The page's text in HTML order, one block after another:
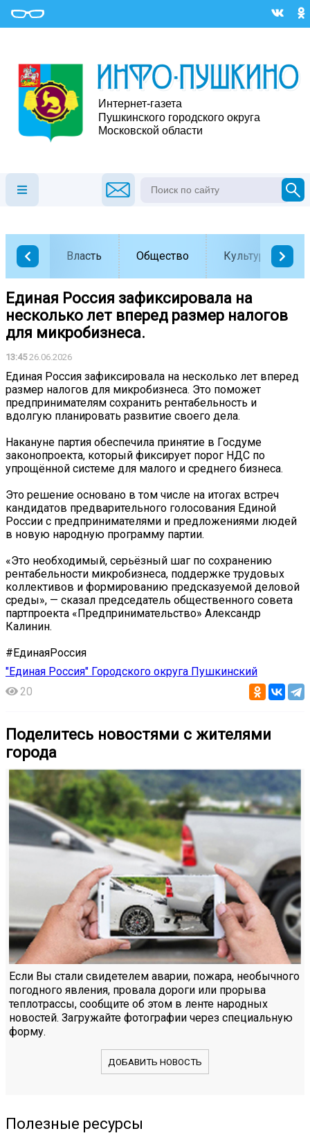
Власть Общество Культура
Единая Россия зафиксировала на
несколько лет вперед размер налогов
для микробизнеса.
13:4526.06.2026
Единая Россия зафиксировала на несколько лет вперед
размер налогов для микробизнеса. Это поможет
предпринимателям сохранить рентабельность и
вдолгую планировать развитие своего дела.
Накануне партия обеспечила принятие в Госдуме
законопроекта, который фиксирует порог НДС по
упрощённой системе для малого и среднего бизнеса.
Это решение основано в том числе на итогах встреч
кандидатов предварительного голосования Единой
России с предпринимателями и предложениями людей
в новую народную программу партии.
«Это необходимый, серьёзный шаг по сохранению
рентабельности микробизнеса, поддержке трудовых
коллективов и формированию предсказуемой деловой
среды», — сказал председатель общественного совета
партпроекта «Предпринимательство» Александр
Калинин.
#ЕдинаяРоссия
"Единая Россия" Городского округа Пушкинский
20
Поделитесь новостями с жителями
города
Если Вы стали свидетелем аварии, пожара, необычного
погодного явления, провала дороги или прорыва
теплотрассы, сообщите об этом в ленте народных
новостей. Загружайте фотографии через специальную
форму.
ДОБАВИТЬ НОВОСТЬ
Полезные ресурсы